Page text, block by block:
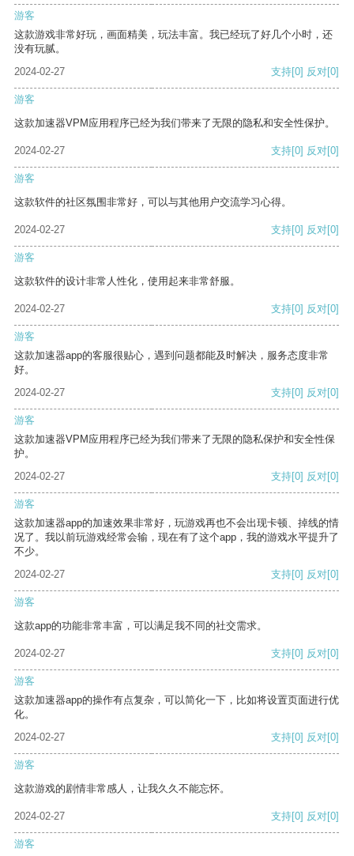
游客
这款游戏非常好玩，画面精美，玩法丰富。我已经玩了好几个小时，还
没有玩腻。
2024-02-27
支持[0] 反对[0]
游客
这款加速器VPM应用程序已经为我们带来了无限的隐私和安全性保护。
2024-02-27 支持[0] 反对[0]
游客
这款软件的社区氛围非常好，可以与其他用户交流学习心得。
2024-02-27 支持[0] 反对[0]
游客
这款软件的设计非常人性化，使用起来非常舒服。
2024-02-27 支持[0] 反对[0]
游客
这款加速器app的客服很贴心，遇到问题都能及时解决，服务态度非常
好。
2024-02-27
支持[0] 反对[0]
游客
这款加速器VPM应用程序已经为我们带来了无限的隐私保护和安全性保
护。
2024-02-27
支持[0] 反对[0]
游客
这款加速器app的加速效果非常好，玩游戏再也不会出现卡顿、掉线的情
况了。我以前玩游戏经常会输，现在有了这个app，我的游戏水平提升了
不少。
2024-02-27
支持[0] 反对[0]
游客
这款app的功能非常丰富，可以满足我不同的社交需求。
2024-02-27 支持[0] 反对[0]
游客
这款加速器app的操作有点复杂，可以简化一下，比如将设置页面进行优
化。
2024-02-27
支持[0] 反对[0]
游客
这款游戏的剧情非常感人，让我久久不能忘怀。
2024-02-27 支持[0] 反对[0]
游客